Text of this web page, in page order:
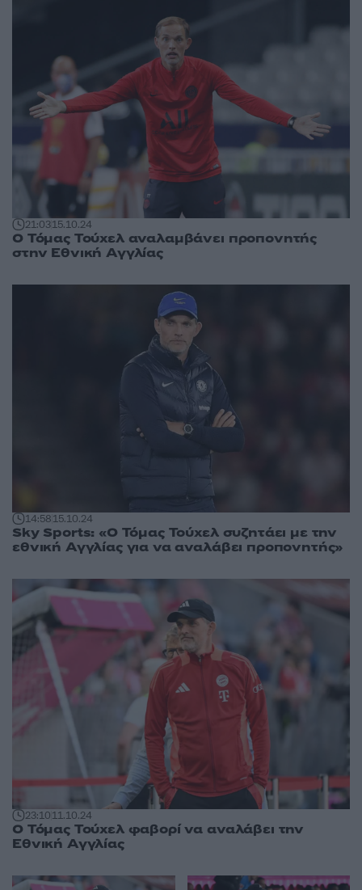
21:0315.10.24
Ο Τόμας Τούχελ αναλαμβάνει προπονητής
στην Εθνική Αγγλίας
14:5815.10.24
Sky Sports: «Ο Τόμας Τούχελ συζητάει με την
εθνική Αγγλίας για να αναλάβει προπονητής»
23:1011.10.24
Ο Τόμας Τούχελ φαβορί να αναλάβει την
Εθνική Αγγλίας